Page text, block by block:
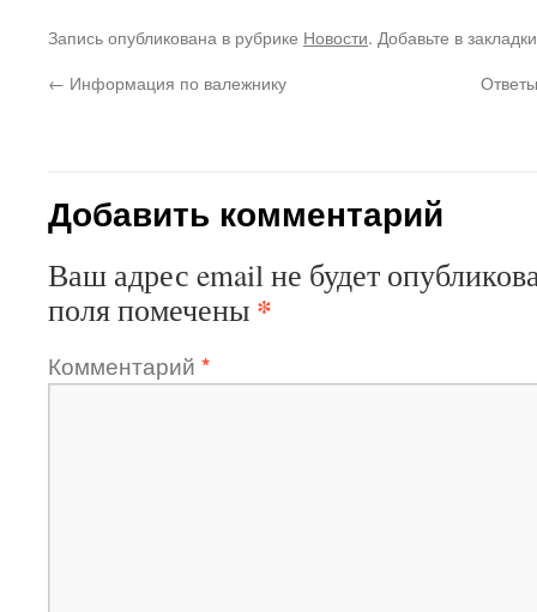
Запись опубликована в рубрике Новости. Добавьте в
← Информация по валежнику
Добавить комментарий
Ваш адрес email не будет
поля помечены *
Комментарий *